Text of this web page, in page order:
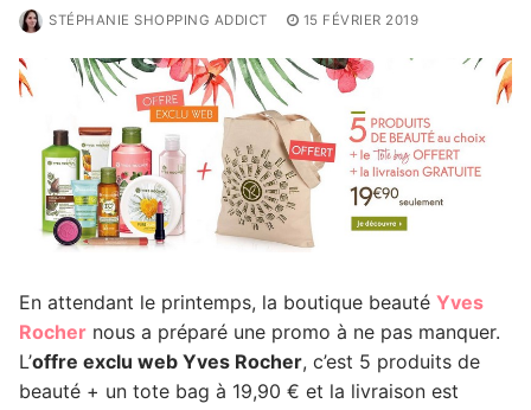
STÉPHANIE SHOPPING ADDICT 15 FÉVRIER 2019
En attendant le printemps, la boutique beauté Yves
Rocher nous a préparé une promo à ne pas manquer.
L’offre exclu web Yves Rocher, c’est 5 produits de
beauté + un tote bag à 19,90 € et la livraison est